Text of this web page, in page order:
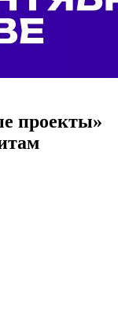
проекты»